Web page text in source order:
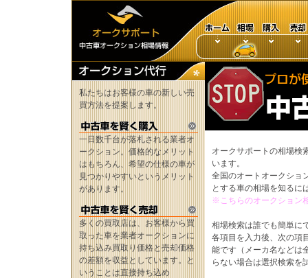
私たちはお客様の車の新しい売
買方法を提案します。
一日数千台が落札される業者オ
ークション。価格的なメリット
はもちろん、希望の仕様の車が
見つかりやすいというメリット
があります。
多くの買取店は、お客様から買
取った車を業者オークションに
持ち込み買取り価格と売却価格
の差額を収益としています。と
いうことは直接持ち込め
オークサポートの相場検
います。
全国のオートオークショ
とする車の相場を知るに
※こちらのオークション
相場検索は誰でも簡単に
各項目を入力後、次の項
能です（メーカ名などは
らない場合は選択検索を